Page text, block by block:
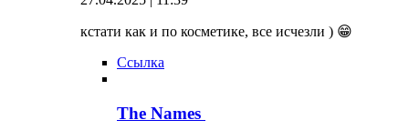
кстати как и по косметике, все исчезли ) 😁
Ссылка
The Names